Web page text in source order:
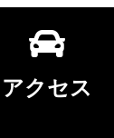
アクセス